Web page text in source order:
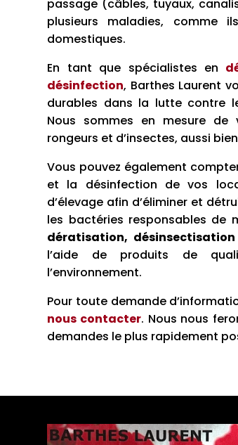
passage (câbles, tuyaux,
plusieurs maladies, comme
domestiques.
En tant que spécialistes en
désinfection, Barthes Laurent
durables dans la lutte contre
Nous sommes en mesure
rongeurs et d’insectes, aussi
Vous pouvez également
et la désinfection de vos
d’élevage afin d’éliminer et
les bactéries responsables de
dératisation,
l’aide de produits de
l’environnement.
Pour toute demande
nous contacter. Nous nous
demandes le plus rapidement